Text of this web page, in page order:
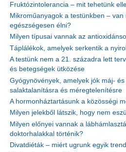
Fruktózintolerancia – mit tehetünk
Mikroműanyagok a testünkben – van
egészségesen élni?
Milyen típusai vannak az
Táplálékok, amelyek serkentik a
A testünk nem a 21. századra lett
és betegségek ütközése
Gyógynövények, amelyek jók máj- és
salaktalanításra és méregtelenítésre
A hormonháztartásunk a közösségi
Milyen jelekből látszik, hogy nem
Milyen előnyei vannak a
doktorhalakkal történik?
Divatdiéták – miért ugrunk egyik